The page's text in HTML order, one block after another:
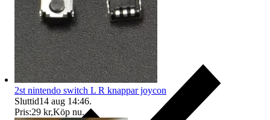
2st nintendo switch L R knappar joycon
Sluttid14 aug 14:46.
Pris:29 kr,Köp nu.